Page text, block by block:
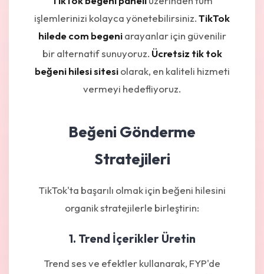
işlemlerinizi kolayca yönetebilirsiniz.TikTok
hilede com begeniarayanlar için güvenilir
bir alternatif sunuyoruz. Ücretsiz tik tok
beğeni hilesi sitesiolarak, en kaliteli hizmeti
vermeyi hedefliyoruz.
Beğeni Gönderme
Stratejileri
TikTok'ta başarılı olmak için beğeni hilesini
organik stratejilerle birleştirin:
1. Trend İçerikler Üretin
Trend ses ve efektler kullanarak, FYP'de